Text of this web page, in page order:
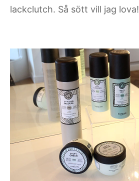
lackclutch. Så sött vill jag lova!